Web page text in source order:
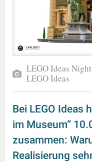
LEGO Ideas
LEGO Ideas
Bei LEGO Ideas
im Museum“
zusammen:
Realisierung